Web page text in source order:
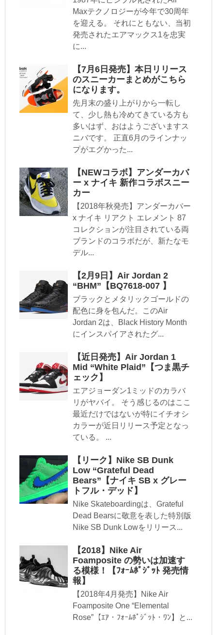
Maxテクノロジーが今年で30周年
を迎える。 それにともない、当初
発売されたエアマックス1を忠実
に...
【7月6日発売】本日リリース
のスニーカーまとめがこちら
になります。
先月末の盛り上がりから一転し
て、少し熱も冷めてきている方も
多いはず、おはようございますス
ニバです。 正直6月のラインナッ
プがエグかった...
【NEWコラボ】アンダーカバ
ー x ナイキ 新作コラボスニー
カー
【2018年秋発売】アンダーカバー
x ナイキ リアクト エレメント 87
コレクションが注目されている両
ブランドのコラボだが、新たなモ
デル...
【2月9日】Air Jordan 2
“BHM”【BQ7618-007 】
ブラックとメタリックゴールドの
配色に身を包んだ。このAir
Jordan 2は、Black History Month
にインスパイアされたグ...
【近日発売】Air Jordan 1
Mid “White Plaid”【つま黒チ
ェック】
エアジョーダン1ミッドのカラバ
リがヤバイ。 そう感じるのはここ
最近だけではないが特にイチオシ
カラーが近日リリース予定となっ
ている。 ...
【リーク】Nike SB Dunk
Low “Grateful Dead
Bears”【ナイキ SB x グレー
トフル・デッド】
Nike Skateboardingは、Grateful
Dead Bearsに敬意を表した特別版
Nike SB Dunk Lowをリリース...
【2018】Nike Air
Foamposite の勢いは加速す
る模様！【ﾌｫｰﾑﾎﾟｼﾞｯﾄ 発売情
報】
【2018年4月発売】Nike Air
Foamposite One “Elemental
Rose”【ｴｱ・ﾌｫｰﾑﾎﾟｼﾞｯﾄ・ﾜﾝ】と...